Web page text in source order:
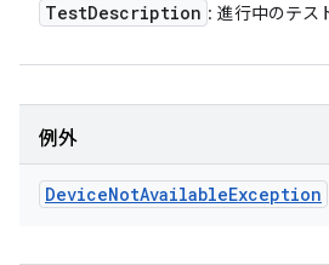
TestDescription : 進行中のテス
例外
DeviceNotAvailableException